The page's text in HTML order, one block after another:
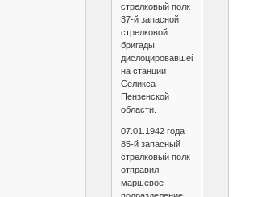
стрелковый полк
37-й запасной
стрелковой
бригады,
дислоцировавшейся
на станции
Селикса
Пензенской
области.
07.01.1942 года
85-й запасный
стрелковый полк
отправил
маршевое